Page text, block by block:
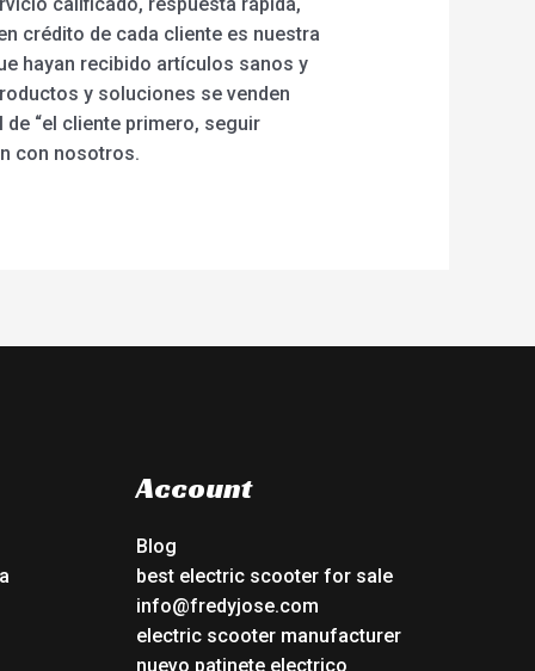
crédito de cada cliente es nuestra
hayan recibido artículos sanos y
y soluciones se venden
“el cliente primero, seguir
con nosotros.
Account
Blog
best electric scooter for sale
info@fredyjose.com
electric scooter manufacturer
nuevo patinete electrico